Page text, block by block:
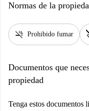
Normas de la
smoke_free Prohibido fumar
Documentos que
propiedad
Tenga estos documentos